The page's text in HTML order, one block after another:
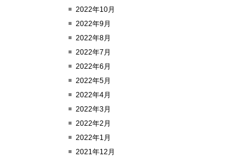
2022年10月
2022年9月
2022年8月
2022年7月
2022年6月
2022年5月
2022年4月
2022年3月
2022年2月
2022年1月
2021年12月